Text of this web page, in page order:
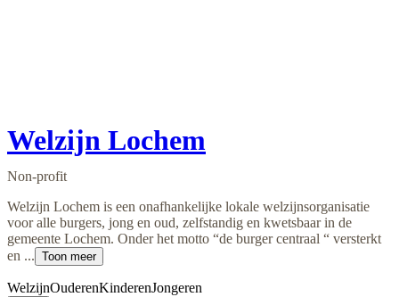
Welzijn Lochem
Non-profit
Welzijn Lochem is een onafhankelijke lokale welzijnsorganisatie
voor alle burgers, jong en oud, zelfstandig en kwetsbaar in de
gemeente Lochem. Onder het motto “de burger centraal “ versterkt
en ... Toon meer
WelzijnOuderenKinderenJongeren